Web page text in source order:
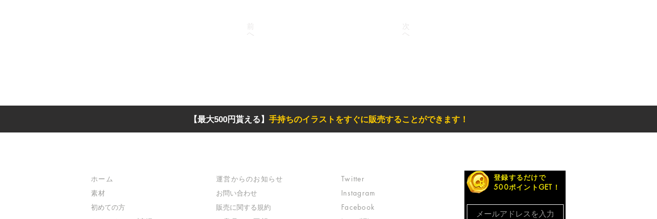
前
へ
次
へ
【最大500円貰える】 手持ちのイラストをすぐに販売することができます！
ホーム
素材
初めての方
​運営からのお知らせ
お問い合わせ
​販売に関する規約
Twitter
Instagram
Facebook
登録するだけで
500ポイントGET！